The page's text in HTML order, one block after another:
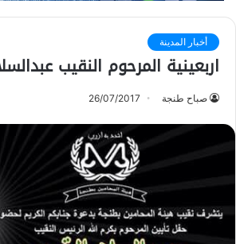
أخبار المدينة
اربعينية المرحوم النقيب
صباح طنجة 26/07/2017